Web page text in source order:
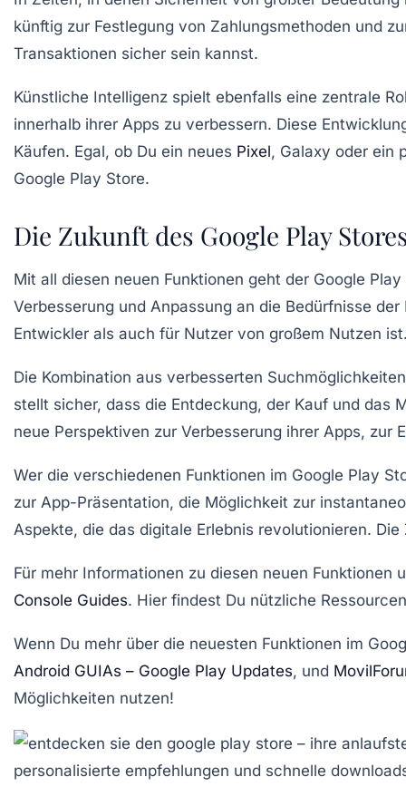
künftig zur Festlegung von Zahlungsmethoden und
Transaktionen sicher sein kannst.
Künstliche Intelligenz spielt ebenfalls eine zentrale
innerhalb ihrer Apps zu verbessern. Diese
Käufen. Egal, ob Du ein neues Pixel, Galaxy oder ein
Google Play Store.
Die Zukunft des Google Play
Mit all diesen neuen Funktionen geht der Google
Verbesserung und Anpassung an die Bedürfnisse
Entwickler als auch für Nutzer von großem Nutzen
Die Kombination aus verbesserten
stellt sicher, dass die Entdeckung, der Kauf und das
neue Perspektiven zur Verbesserung ihrer Apps,
Wer die verschiedenen Funktionen im Google Play
zur App-Präsentation, die Möglichkeit zur
Aspekte, die das digitale Erlebnis revolutionieren.
Für mehr Informationen zu diesen neuen
Console Guides. Hier findest Du nützliche
Wenn Du mehr über die neuesten Funktionen im
Android GUIAs – Google Play Updates, und
Möglichkeiten nutzen!